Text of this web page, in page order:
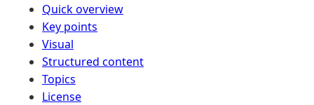
Quick overview
Key points
Visual
Structured content
Topics
License